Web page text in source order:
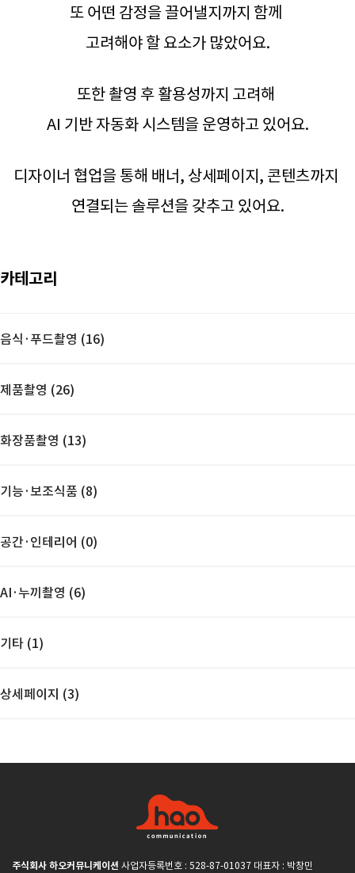
또 어떤 감정을 끌어낼지까지 함께
고려해야 할 요소가 많았어요.
또한 촬영 후 활용성까지 고려해
AI 기반 자동화 시스템을 운영하고 있어요.
디자이너 협업을 통해 배너, 상세페이지, 콘텐츠까지
연결되는 솔루션을 갖추고 있어요.
카테고리
음식·푸드촬영 (16)
제품촬영 (26)
화장품촬영 (13)
기능·보조식품 (8)
공간·인테리어 (0)
AI·누끼촬영 (6)
기타 (1)
상세페이지 (3)
주식회사 하오커뮤니케이션 사업자등록번호 : 528-87-01037 대표자 : 박창민